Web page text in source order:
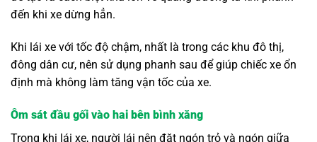
đến khi xe dừng hẳn.
Khi lái xe với tốc độ chậm, nhất là trong các khu đô thị,
đông dân cư, nên sử dụng phanh sau để giúp chiếc xe ổn
định mà không làm tăng vận tốc của xe.
Ôm sát đầu gối vào hai bên bình xăng
Trong khi lái xe, người lái nên đặt ngón trỏ và ngón giữa